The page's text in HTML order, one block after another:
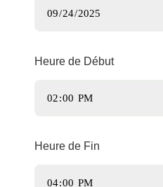
Heure de Début
Heure de Fin